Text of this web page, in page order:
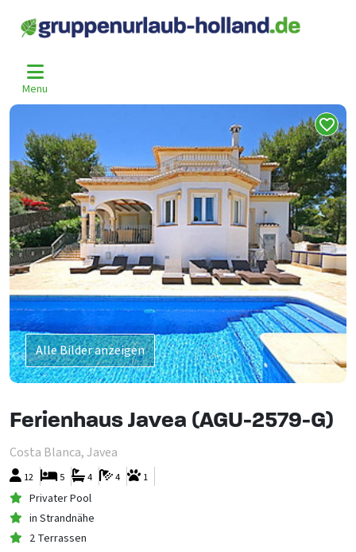
Menu
Home >
Alle Bilder anzeigen
Ferienhaus Javea (AGU-2579-G)
Costa Blanca, Javea
12 1
4
4
5
Privater Pool
in Strandnähe
2 Terrassen